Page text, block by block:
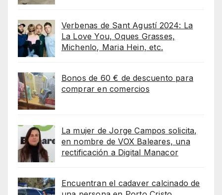
Verbenas de Sant Agustí 2024: La
La Love You, Oques Grasses,
Michenlo, Maria Hein, etc.
Bonos de 60 € de descuento para
comprar en comercios
La mujer de Jorge Campos solicita,
en nombre de VOX Baleares, una
rectificación a Digital Manacor
Encuentran el cadaver calcinado de